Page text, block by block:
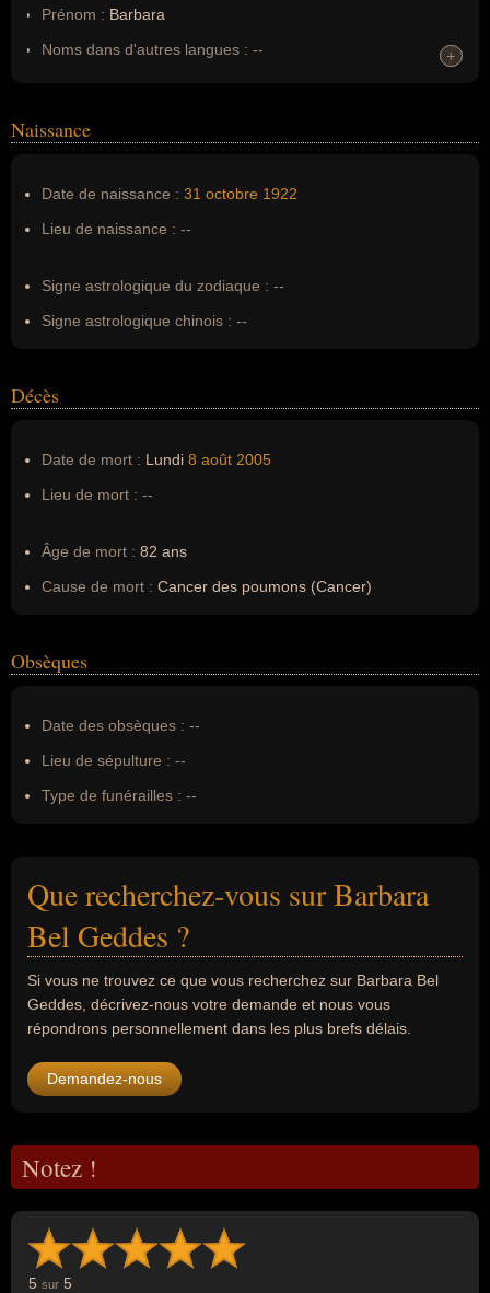
Prénom : Barbara
Noms dans d'autres langues : --
Nom de famille :Bel Geddes
+
+
Naissance
Date de naissance : 31 octobre 1922
Lieu de naissance : --
Signe astrologique du zodiaque : --
Signe astrologique chinois : --
Décès
Date de mort : Lundi 8 août 2005
Lieu de mort : --
Âge de mort : 82 ans
Cause de mort : Cancer des poumons (Cancer)
Obsèques
Date des obsèques : --
Lieu de sépulture : --
Type de funérailles : --
Que recherchez-vous sur Barbara
Bel Geddes ?
Si vous ne trouvez ce que vous recherchez sur Barbara Bel
Geddes, décrivez-nous votre demande et nous vous
répondrons personnellement dans les plus brefs délais.
Demandez-nous
Notez !
5 sur 5